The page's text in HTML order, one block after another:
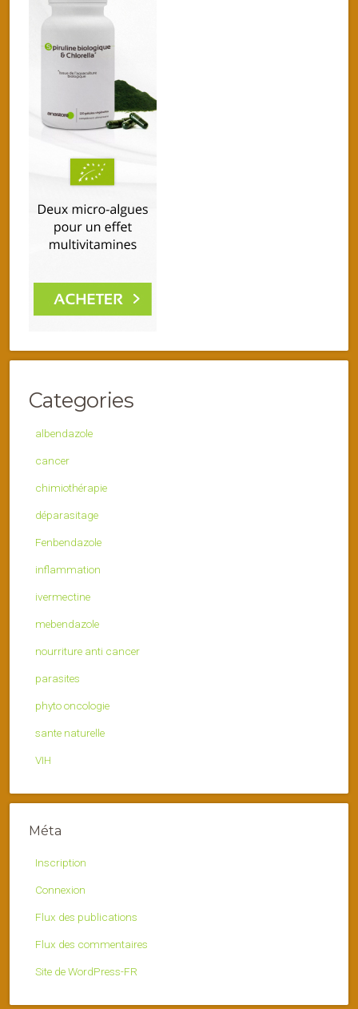
Categories
albendazole
cancer
chimiothérapie
déparasitage
Fenbendazole
inflammation
ivermectine
mebendazole
nourriture anti cancer
parasites
phyto oncologie
sante naturelle
VIH
Méta
Inscription
Connexion
Flux des publications
Flux des commentaires
Site de WordPress-FR